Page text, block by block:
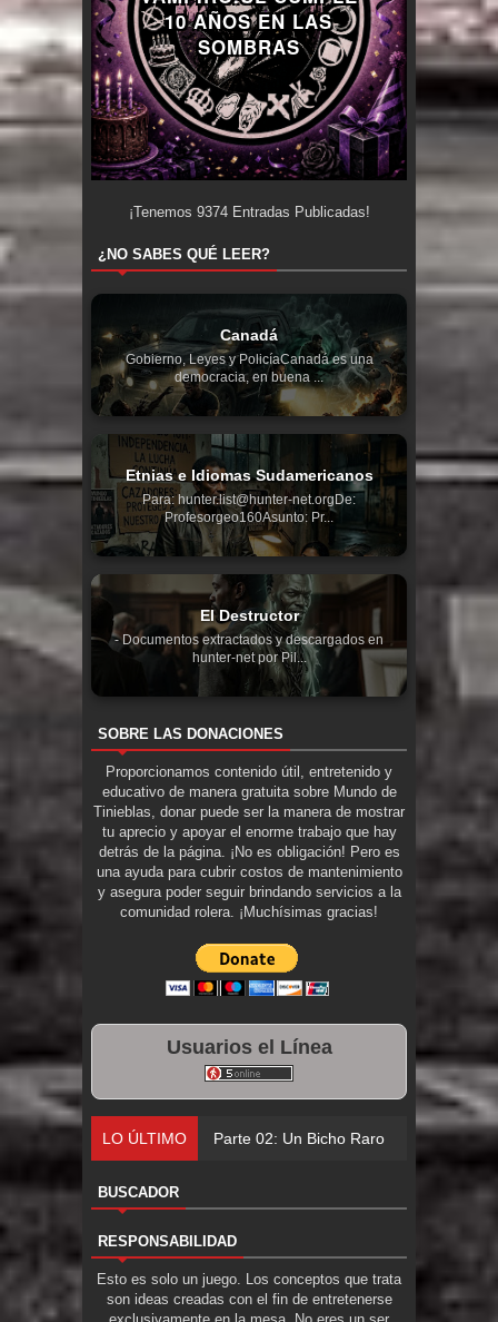
10 AÑOS EN LAS
SOMBRAS
¡Tenemos 9374Entradas Publicadas!
¿NO SABES QUÉ LEER?
Canadá
Gobierno, Leyes y PolicíaCanadá es una
democracia, en buena ...
Etnias e Idiomas Sudamericanos
Para: hunter.list@hunter-net.orgDe:
Profesorgeo160Asunto: Pr...
El Destructor
- Documentos extractados y descargados en
hunter-net por Pil...
SOBRE LAS DONACIONES
Proporcionamos contenido útil, entretenido y
educativo de manera gratuita sobre Mundo de
Tinieblas, donar puede ser la manera de mostrar
tu aprecio y apoyar el enorme trabajo que hay
detrás de la página. ¡No es obligación! Pero es
una ayuda para cubrir costos de mantenimiento
y asegura poder seguir brindando servicios a la
comunidad rolera. ¡Muchísimas gracias!
Usuarios el Línea
LO ÚLTIMO Parte 01: Un
BUSCADOR
RESPONSABILIDAD
Esto es solo un juego. Los conceptos que trata
son ideas creadas con el fin de entretenerse